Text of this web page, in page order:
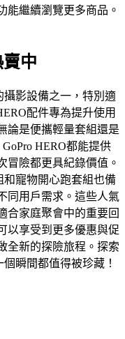
能繼續瀏覽更多商品。
中
攝影設備之一，特別適
配件專為提升使用
論是便攜輕量套組還是
HERO都能提供
冒險都更具紀錄價值。
和寵物開心跑套組也備
同用戶需求。這些人氣
合家庭聚會中的重要回
以享受到更多優惠與促
全新的探險旅程。探索
瞬間都值得被珍藏！